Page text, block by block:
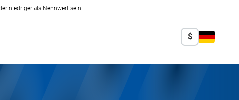
niedriger als Nennwert sein.
$